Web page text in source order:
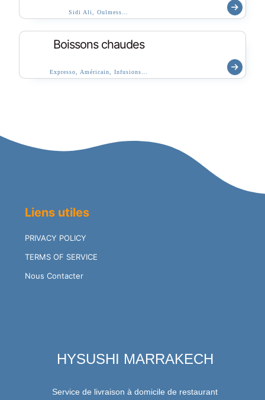
Sidi Ali, Oulmess…
Boissons chaudes
Expresso, Américain, Infusions…
Liens utiles
PRIVACY POLICY
TERMS OF SERVICE
Nous Contacter
HYSUSHI MARRAKECH
Service de livraison à domicile de restaurant